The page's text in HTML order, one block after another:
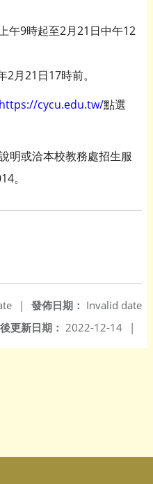
午9時起至2月21日中午12
月21日17時前。
https://cycu.edu.tw/點選
明或洽本校教務處招生服
。
發佈日期： Invalid date
|
更新日期： 2022-12-14 |